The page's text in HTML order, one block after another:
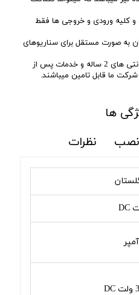
و کلیه ورودی و خروجی ها فقط
به صورت مستقل برای سناریوهای
سیستم های اعلام حریق Hochiki با گارانتی های 2 ساله و خدمات پس از
ها
نصب
نظرات